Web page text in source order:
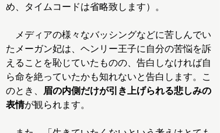
め、タイムコードは省略致します）。
メディアの様々なバッシングなどに苦しんでい
たメーガン妃は、ヘンリー王子に自分の苦悩を訴
えることを恥じていたものの、告白しなければ自
ら命を絶っていたかも知れないと告白します。こ
のとき、
眉の内側だけが引き上げられる悲しみの
表情が観られます。